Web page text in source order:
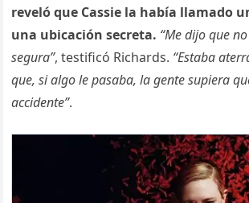
reveló que Cassie la había llamado
una ubicación secreta. “Me dijo que
segura”, testificó Richards. “Estaba
que, si algo le pasaba, la gente supiera
accidente”.